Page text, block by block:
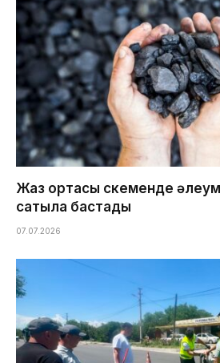
Жаз ортасы Өскеменде
сатыла бастады
07.07.2026